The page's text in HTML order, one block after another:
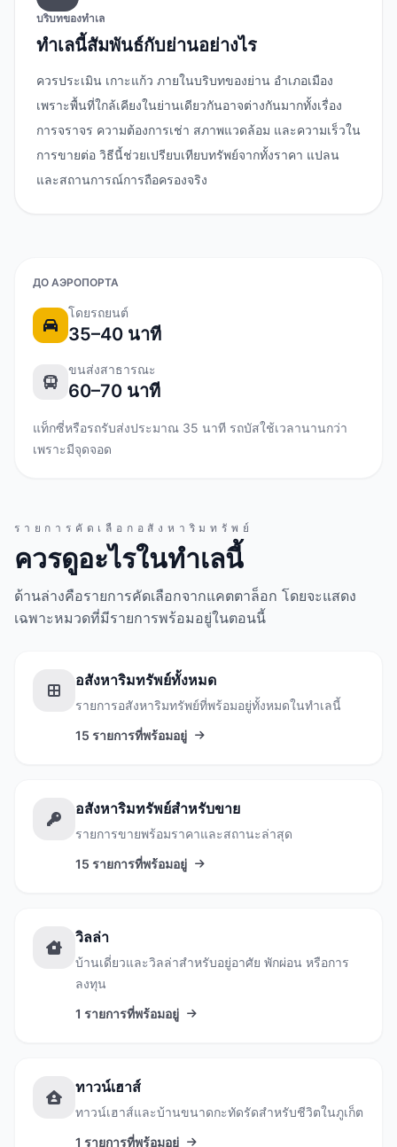
บริบทของทำเล
ทำเลนี้สัมพันธ์กับย่านอย่างไร
ควรประเมิน เกาะแก้ว ภายในบริบทของย่าน อำเภอเมือง
เพราะพื้นที่ใกล้เคียงในย่านเดียวกันอาจต่างกันมากทั้งเรื่อง
การจราจร ความต้องการเช่า สภาพแวดล้อม และความเร็วใน
การขายต่อ วิธีนี้ช่วยเปรียบเทียบทรัพย์จากทั้งราคา แปลน
และสถานการณ์การถือครองจริง
เกาะแก้ว
ДО АЭРОПОРТА
โดยรถยนต์
35–40 นาที
ขนส่งสาธารณะ
60–70 นาที
แท็กซี่หรือรถรับส่งประมาณ 35 นาที รถบัสใช้เวลานานกว่า
เพราะมีจุดจอด
รายการคัดเลือกอสังหาริมทรัพย์
ควรดูอะไรในทำเลนี้
ด้านล่างคือรายการคัดเลือกจากแคตตาล็อก โดยจะแสดง
เฉพาะหมวดที่มีรายการพร้อมอยู่ในตอนนี้
อสังหาริมทรัพย์ทั้งหมด
รายการอสังหาริมทรัพย์ที่พร้อมอยู่ทั้งหมดในทำเลนี้
15 รายการที่พร้อมอยู่
อสังหาริมทรัพย์สำหรับขาย
รายการขายพร้อมราคาและสถานะล่าสุด
15 รายการที่พร้อมอยู่
วิลล่า
บ้านเดี่ยวและวิลล่าสำหรับอยู่อาศัย พักผ่อน หรือการ
ลงทุน
1 รายการที่พร้อมอยู่
ทาวน์เฮาส์
ทาวน์เฮาส์และบ้านขนาดกะทัดรัดสำหรับชีวิตในภูเก็ต
1 รายการที่พร้อมอยู่